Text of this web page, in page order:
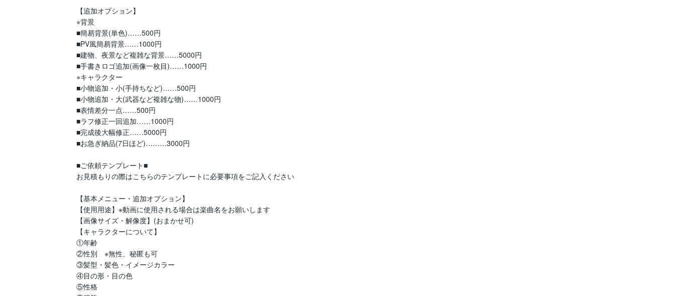
【追加オプション】
⭐︎背景
■簡易背景(単色)……500円
■PV風簡易背景……1000円
■建物、夜景など複雑な背景……5000円
■手書きロゴ追加(画像一枚目)……1000円
⭐︎キャラクター
■小物追加・小(手持ちなど)……500円
■小物追加・大(武器など複雑な物)……1000円
■表情差分一点……500円
■ラフ修正一回追加……1000円
■完成後大幅修正……5000円
■お急ぎ納品(7日ほど)………3000円
■ご依頼テンプレート■
お見積もりの際はこちらのテンプレートに必要事項をご記入ください
【基本メニュー・追加オプション】
【使用用途】※動画に使用される場合は楽曲名をお願いします
【画像サイズ・解像度】(おまかせ可)
【キャラクターについて】
①年齢
②性別　※無性、秘匿も可
③髪型・髪色・イメージカラー
④目の形・目の色
⑤性格